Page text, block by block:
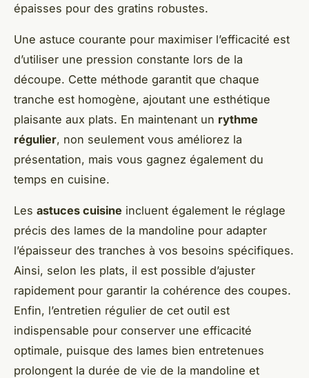
épaisses pour des gratins robustes.
Une astuce courante pour maximiser l’efficacité est
d’utiliser une pression constante lors de la
découpe. Cette méthode garantit que chaque
tranche est homogène, ajoutant une esthétique
plaisante aux plats. En maintenant un rythme
régulier, non seulement vous améliorez la
présentation, mais vous gagnez également du
temps en cuisine.
Les astuces cuisine incluent également le réglage
précis des lames de la mandoline pour adapter
l’épaisseur des tranches à vos besoins spécifiques.
Ainsi, selon les plats, il est possible d’ajuster
rapidement pour garantir la cohérence des coupes.
Enfin, l’entretien régulier de cet outil est
indispensable pour conserver une efficacité
optimale, puisque des lames bien entretenues
prolongent la durée de vie de la mandoline et